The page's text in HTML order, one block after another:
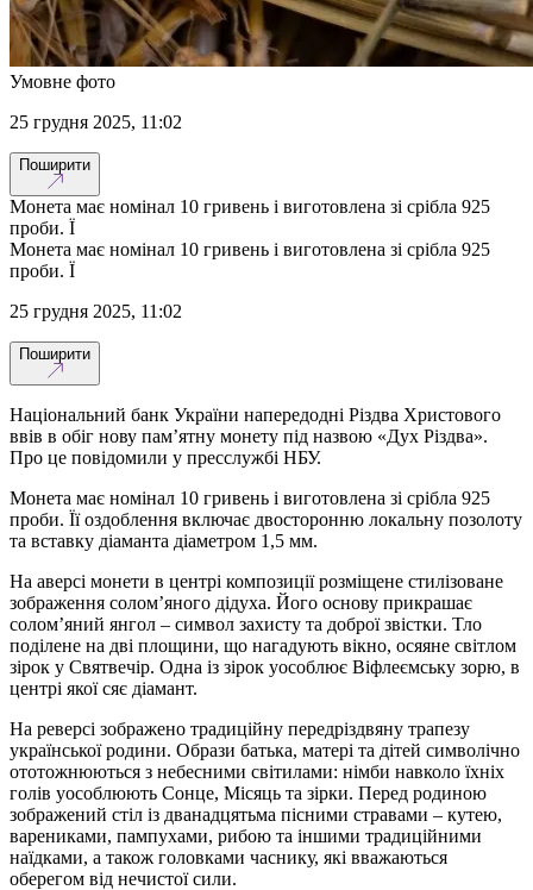
Умовне фото
25 грудня 2025, 11:02
Поширити
Монета має номінал 10 гривень і виготовлена зі срібла 925
проби. Ї
Монета має номінал 10 гривень і виготовлена зі срібла 925
проби. Ї
25 грудня 2025, 11:02
Поширити
Національний банк України напередодні Різдва Христового
ввів в обіг нову пам’ятну монету під назвою «Дух Різдва».
Про це повідомили у пресслужбі НБУ.
Монета має номінал 10 гривень і виготовлена зі срібла 925
проби. Її оздоблення включає двосторонню локальну позолоту
та вставку діаманта діаметром 1,5 мм.
На аверсі монети в центрі композиції розміщене стилізоване
зображення солом’яного дідуха. Його основу прикрашає
солом’яний янгол – символ захисту та доброї звістки. Тло
поділене на дві площини, що нагадують вікно, осяяне світлом
зірок у Святвечір. Одна із зірок уособлює Віфлеємську зорю, в
центрі якої сяє діамант.
На реверсі зображено традиційну передріздвяну трапезу
української родини. Образи батька, матері та дітей символічно
ототожнюються з небесними світилами: німби навколо їхніх
голів уособлюють Сонце, Місяць та зірки. Перед родиною
зображений стіл із дванадцятьма пісними стравами – кутею,
варениками, пампухами, рибою та іншими традиційними
наїдками, а також головками часнику, які вважаються
оберегом від нечистої сили.